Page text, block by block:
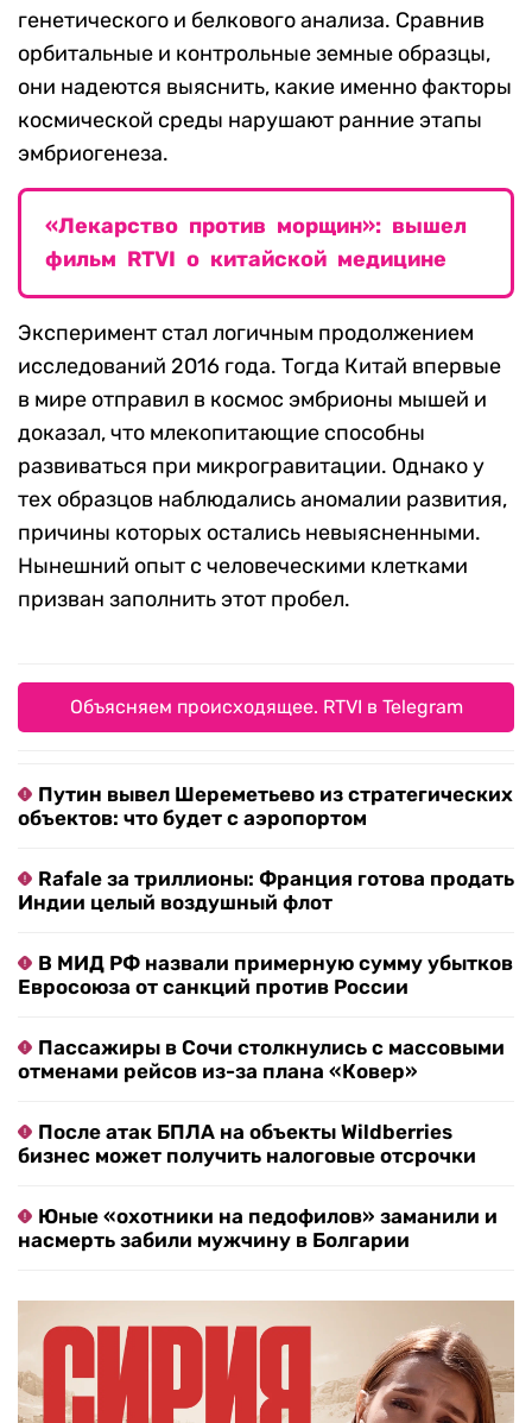
генетического и белкового анализа. Сравнив
орбитальные и контрольные земные образцы,
они надеются выяснить, какие именно факторы
космической среды нарушают ранние этапы
эмбриогенеза.
«Лекарство против морщин»: вышел
фильм RTVI о китайской медицине
Эксперимент стал логичным продолжением
исследований 2016 года. Тогда Китай впервые
в мире отправил в космос эмбрионы мышей и
доказал, что млекопитающие способны
развиваться при микрогравитации. Однако у
тех образцов наблюдались аномалии развития,
причины которых остались невыясненными.
Нынешний опыт с человеческими клетками
призван заполнить этот пробел.
Объясняем происходящее. RTVI в Telegram
Путин вывел Шереметьево из стратегических
объектов: что будет с аэропортом
Rafale за триллионы: Франция готова продать
Индии целый воздушный флот
В МИД РФ назвали примерную сумму убытков
Евросоюза от санкций против России
Пассажиры в Сочи столкнулись с массовыми
отменами рейсов из-за плана «Ковер»
После атак БПЛА на объекты Wildberries
бизнес может получить налоговые отсрочки
Юные «охотники на педофилов» заманили и
насмерть забили мужчину в Болгарии